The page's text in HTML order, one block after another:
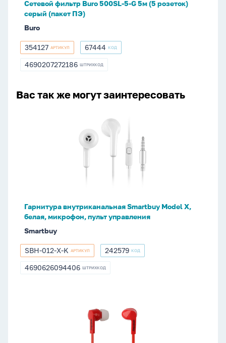
розеток)
серый
(пакет
ПЭ)
Сетевой фильтр Buro 500SL-5-G 5м (5 розеток)
серый (пакет ПЭ)
Buro
354127
354127 АРТИКУЛ 67444
67444 КОД
4690207272186
4690207272186 ШТРИХКОД
Вас так же могут заинтересовать
управления
Гарнитура внутриканальная Smartbuy Model X,
белая, микрофон, пульт управления
Smartbuy
SBH-
012-
SBH-012-X-K АРТИКУЛ 242579
242579 КОД
4690626094406
4690626094406 ШТРИХКОД
внутриканальные